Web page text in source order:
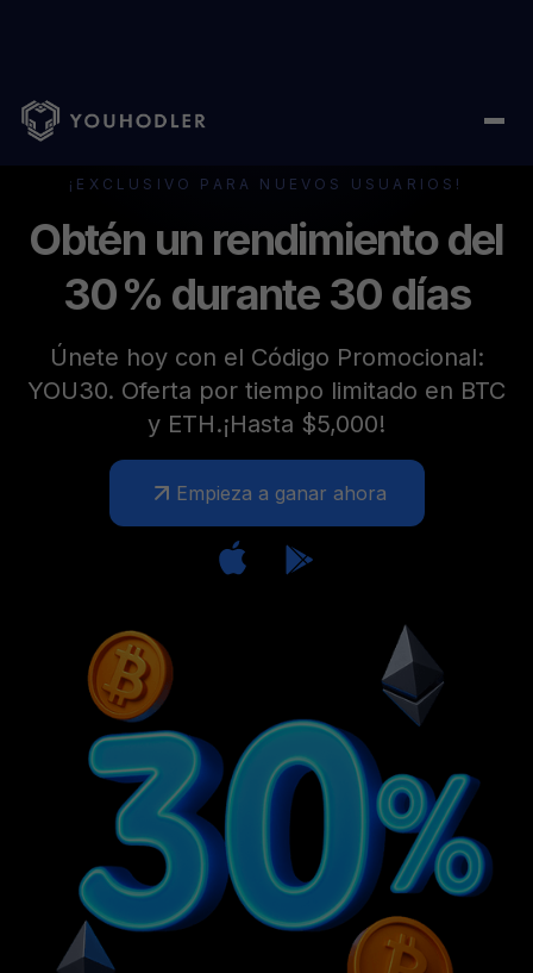
¡EXCLUSIVO PARA NUEVOS USUARIOS!
Obtén un rendimiento del
30 % durante 30 días
Únete hoy con el Código Promocional:
YOU30. Oferta por tiempo limitado en BTC
y ETH.¡Hasta $5,000!
Empieza a ganar ahora